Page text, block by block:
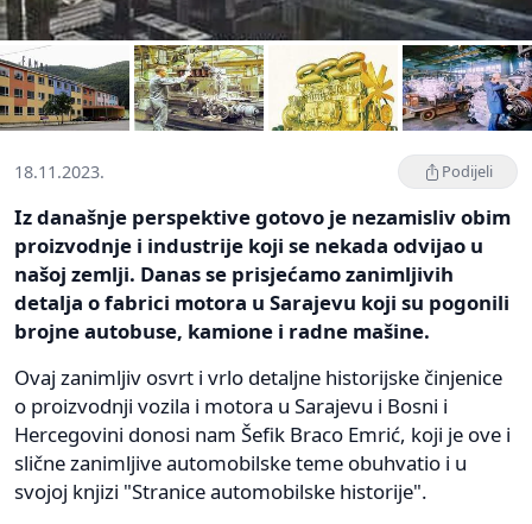
18.11.2023. Podijeli
Iz današnje perspektive gotovo je nezamisliv obim
proizvodnje i industrije koji se nekada odvijao u
našoj zemlji. Danas se prisjećamo zanimljivih
detalja o fabrici motora u Sarajevu koji su pogonili
brojne autobuse, kamione i radne mašine.
Ovaj zanimljiv osvrt i vrlo detaljne historijske činjenice
o proizvodnji vozila i motora u Sarajevu i Bosni i
Hercegovini donosi nam Šefik Braco Emrić, koji je ove i
slične zanimljive automobilske teme obuhvatio i u
svojoj knjizi "Stranice automobilske historije".